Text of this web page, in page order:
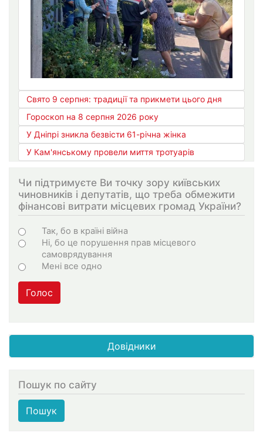
Свято 9 серпня: традиції та прикмети цього дня
Гороскоп на 8 серпня 2026 року
У Дніпрі зникла безвісти 61-річна жінка
У Кам'янському провели миття тротуарів
Чи підтримуєте Ви точку зору київських
чиновників і депутатів, що треба обмежити
фінансові витрати місцевих громад України?
Choices
Так, бо в країні війна
Ні, бо це порушення прав місцевого
самоврядування
Мені все одно
Голос
Довідники
Пошук по сайту
Пошук